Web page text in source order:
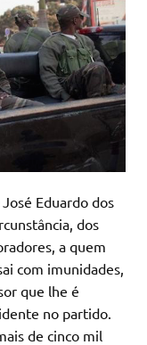
Eduardo dos
dos
a quem
com imunidades,
que lhe é
no partido.
de cinco mil